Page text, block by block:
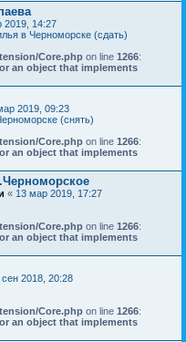
2019, 14:27
в Черноморске (сдать)
Core.php on line 1266:
an object that implements
2019, 09:23
(снять)
Core.php on line 1266:
an object that implements
« 13 мар 2019, 17:27
Core.php on line 1266:
an object that implements
сен 2018, 20:28
Core.php on line 1266:
an object that implements